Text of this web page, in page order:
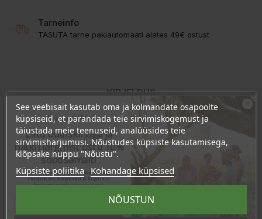
Tarneinfo
TASUTA tarne pakiautomaati alates 49€ ostust
KIRJELDUS
TOOTE ÜKSIKASJAD
KLIENDI KOMMENTAARID
Toitumisalane teave 100g kohta
2499kJ/601kcal
See veebisait kasutab oma ja kolmandate osapoolte
küpsiseid, et parandada teie sirvimiskogemust ja
täiustada meie teenuseid, analüüsides teie
sirvimisharjumusi. Nõustudes küpsiste kasutamisega,
klõpsake nuppu "Nõustu".
Küpsiste poliitika Kohandage küpsised
NÕUSTUN
Ära veel lahku!
Liitu uudiskirjaga ja
naudi järgmist ostu 10%
soodsamalt!
Sind ootavad spetsiaalsed allahindlused,
eksklusiivsed kampaaniad ja kingitused!
Registreeru e-maili aadressiga ja saad